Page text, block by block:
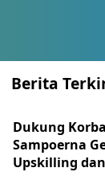
Berita
Dukung
Sampoerna
Upskilling